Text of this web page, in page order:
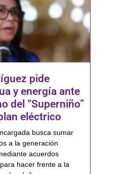
pide
y energía ante
del “Superniño”
eléctrico
busca sumar
a la generación
acuerdos
hacer frente a la